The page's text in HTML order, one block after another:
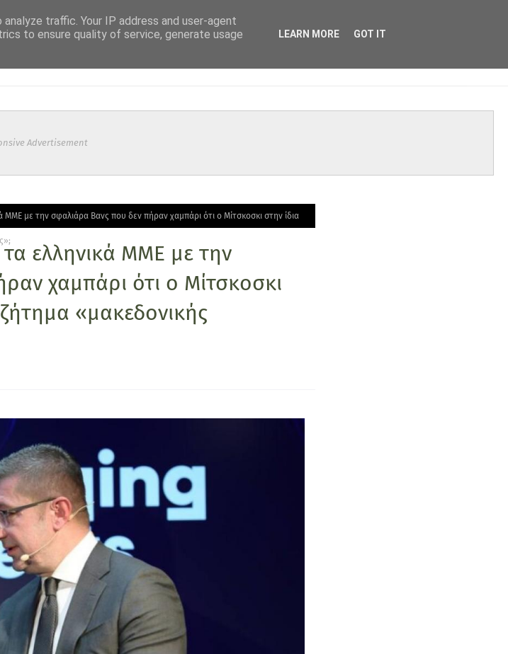
Advertisement
με την σφαλιάρα Βανς που δεν πήραν χαμπάρι ότι ο Μίτσκοσκι στην ίδια
ελληνικά ΜΜΕ με την
χαμπάρι ότι ο Μίτσκοσκι
«μακεδονικής
traffic. Your IP address and user-agent
to ensure quality of service, generate usage
LEARN MORE GOT IT